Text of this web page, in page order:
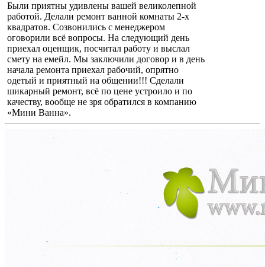
Были приятны удивлены вашей великолепной
работой. Делали ремонт ванной комнаты 2-х
квадратов. Созвонились с менеджером
оговорили всё вопросы. На следующий день
приехал оценщик, посчитал работу и выслал
смету на емейл. Мы заключили договор и в день
начала ремонта приехал рабочий, опрятно
одетый и приятный на общении!!! Сделали
шикарный ремонт, всё по цене устроило и по
качеству, вообще не зря обратился в компанию
«Мини Ванна».